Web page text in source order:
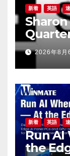
新着 英語
2026年8月
新着 英語
Run AI
the